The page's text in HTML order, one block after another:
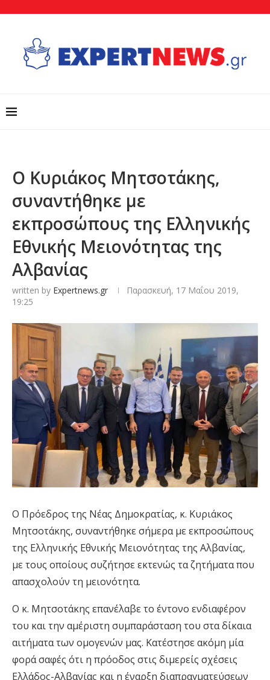
Ο Κυριάκος Μητσοτάκης,
συναντήθηκε με
εκπροσώπους της Ελληνικής
Εθνικής Μειονότητας της
Αλβανίας
written by Expertnews.gr
Παρασκευή, 17 Μαΐου 2019,
19:25
Ο Πρόεδρος της Νέας Δημοκρατίας, κ. Κυριάκος
Μητσοτάκης, συναντήθηκε σήμερα με εκπροσώπους
της Ελληνικής Εθνικής Μειονότητας της Αλβανίας,
με τους οποίους συζήτησε εκτενώς τα ζητήματα που
απασχολούν τη μειονότητα.
Ο κ. Μητσοτάκης επανέλαβε το έντονο ενδιαφέρον
του και την αμέριστη συμπαράσταση του στα δίκαια
αιτήματα των ομογενών μας. Κατέστησε ακόμη μία
φορά σαφές ότι η πρόοδος στις διμερείς σχέσεις
Ελλάδος-Αλβανίας και η έναρξη διαπραγματεύσεων